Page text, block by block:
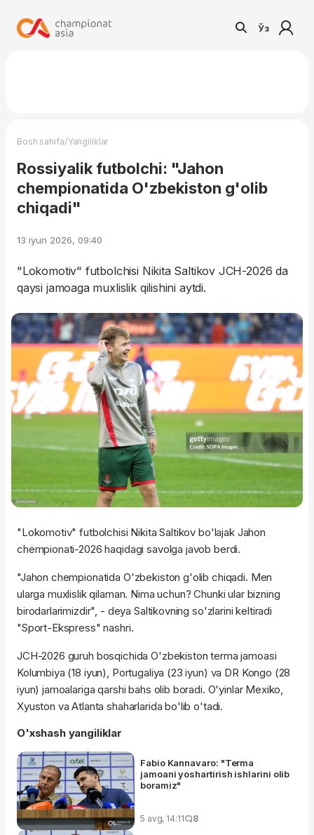
Ўз
Bosh sahifa/Yangiliklar
Rossiyalik futbolchi: "Jahon
chempionatida O'zbekiston g'olib
chiqadi"
13 iyun 2026, 09:40
"Lokomotiv" futbolchisi Nikita Saltikov JCH-2026 da
qaysi jamoaga muxlislik qilishini aytdi.
"Lokomotiv" futbolchisi Nikita Saltikov bo'lajak Jahon
chempionati-2026 haqidagi savolga javob berdi.
"Jahon chempionatida O'zbekiston g'olib chiqadi. Men
ularga muxlislik qilaman. Nima uchun? Chunki ular bizning
birodarlarimizdir", - deya Saltikovning so'zlarini keltiradi
"Sport-Ekspress" nashri.
JCH-2026 guruh bosqichida O'zbekiston terma jamoasi
Kolumbiya (18 iyun), Portugaliya (23 iyun) va DR Kongo (28
iyun) jamoalariga qarshi bahs olib boradi. O'yinlar Mexiko,
Xyuston va Atlanta shaharlarida bo'lib o'tadi.
O'xshash yangiliklar
Fabio Kannavaro: "Terma
jamoani yoshartirish ishlarini olib
boramiz"
5 avg, 14:11 8